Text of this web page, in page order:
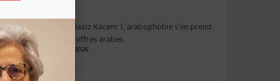
Abdelaziz Kacem: L’arabophobie s’en prend
aux chiffres arabes
09.07.2026